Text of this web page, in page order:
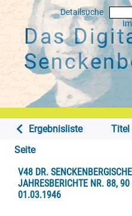
Detailsuche
Das
Ergebnisliste Titel
Seite
V48 DR.
JAHRESBERICHTE NR. 88,
01.03.1946